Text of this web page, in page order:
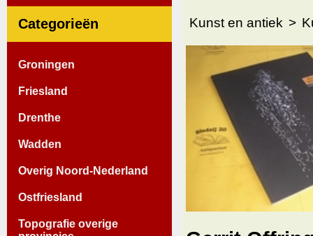
Categorieën
Groningen
Friesland
Drenthe
Wadden
Overig Noord-Nederland
Ostfriesland
Topografie overige
Kunst en antiek